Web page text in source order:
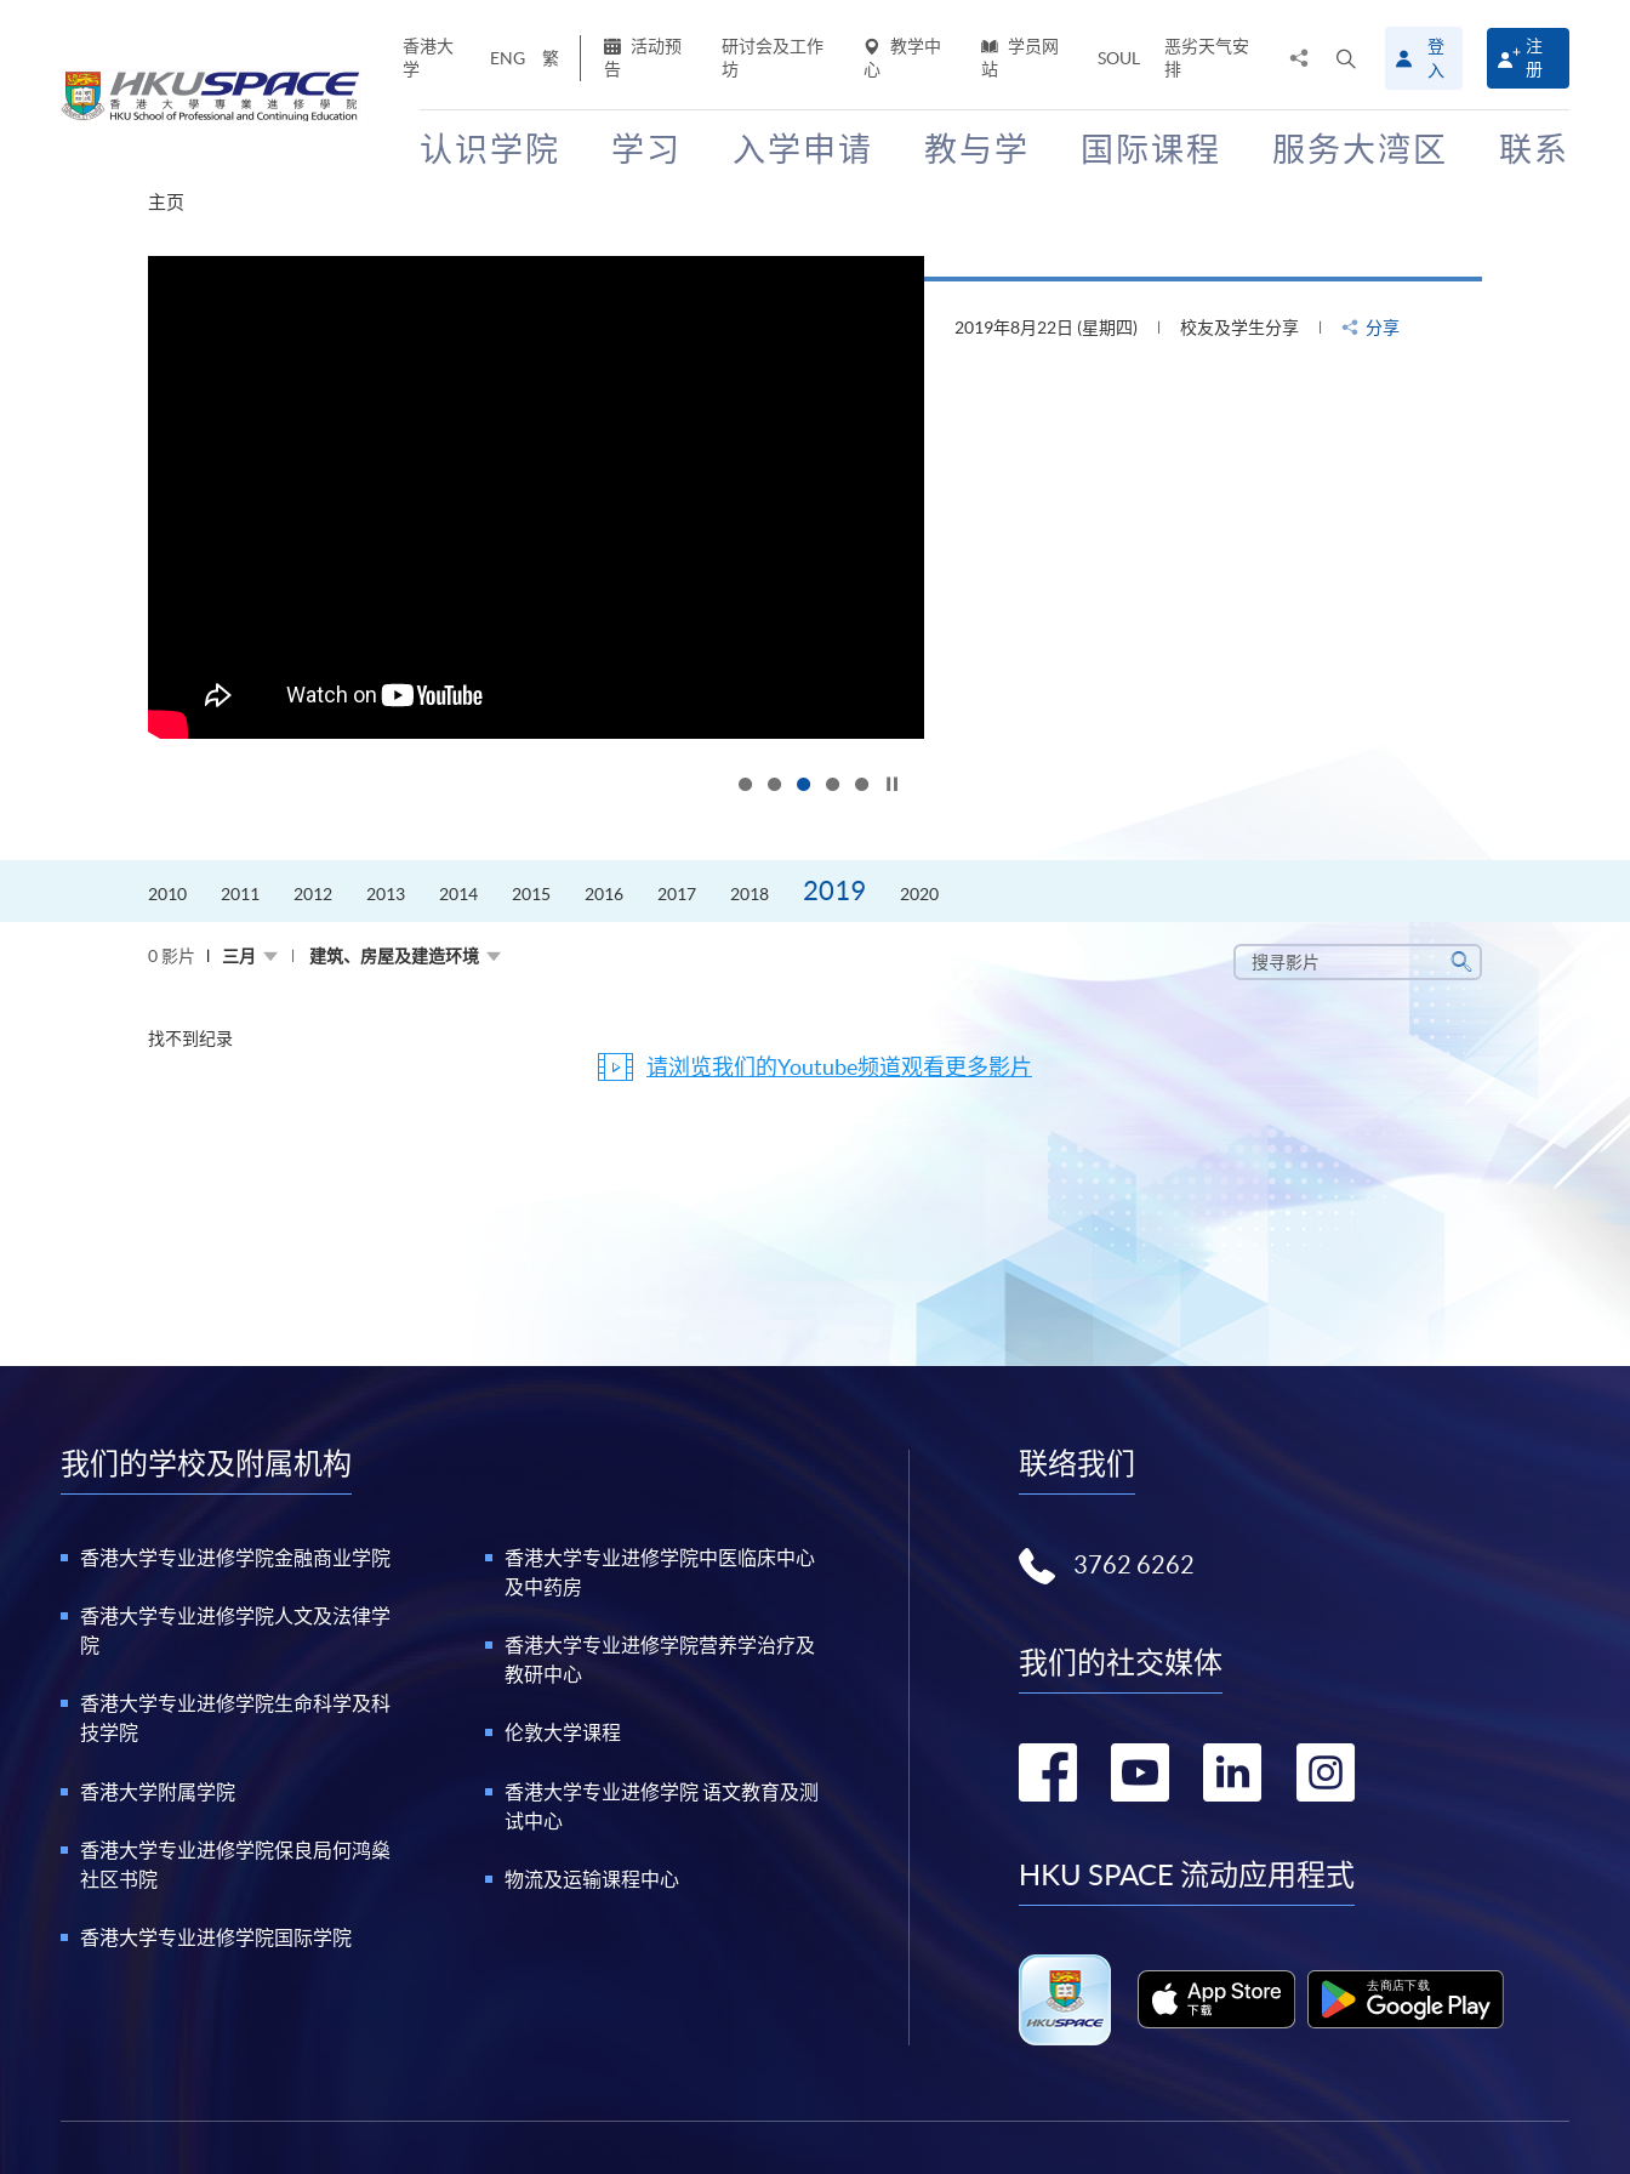
香港大
学
ENG 繁
活动预
告
研讨会及工作
坊
教学中
心
学员网
站
SOUL
恶劣天气安
排
搜
寻
介
登
入
注
册
认识学院 学习 入学申请 教与学 国际课程 服务大湾区 联系
主页
2019年8月22日 (星期四) 校友及学生分享 分享
2010 2011 2012 2013 2014 2015 2016 2017 2018 2019 2020
0 影片 三月 建筑、房屋及建造环境
搜
寻
搜
寻
找不到纪录
请浏览我们的Youtube频道观看更多影片
我们的学校及附属机构
香港大学专业进修学院金融商业学院
香港大学专业进修学院人文及法律学
院
香港大学专业进修学院生命科学及科
技学院
香港大学附属学院
香港大学专业进修学院保良局何鸿燊
社区书院
香港大学专业进修学院国际学院
香港大学专业进修学院中医临床中心
及中药房
香港大学专业进修学院营养学治疗及
教研中心
伦敦大学课程
香港大学专业进修学院 语文教育及测
试中心
物流及运输课程中心
联络我们
3762 6262
我们的社交媒体
转
facebook
转
youtube
转
linkedin
转
instagram
HKU SPACE 流动应用程式